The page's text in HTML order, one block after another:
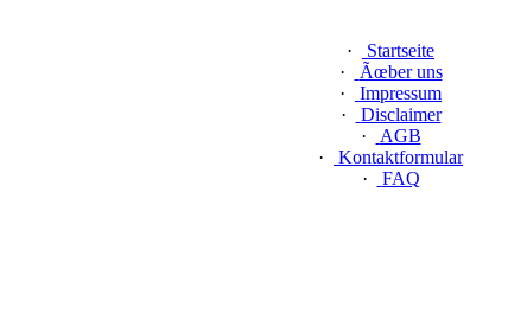
·
Startseite
·
Ãœber uns
·
Impressum
·
Disclaimer
·
AGB
·
Kontaktformular
·
FAQ